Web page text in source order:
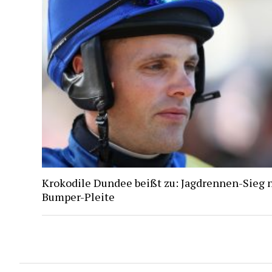
Krokodile Dundee beißt zu: Jagdrennen-Sieg
Bumper-Pleite